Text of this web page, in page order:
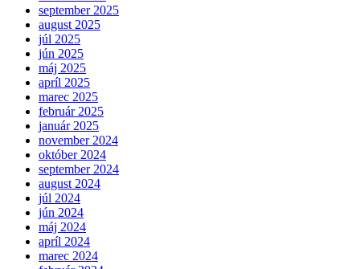
september 2025
august 2025
júl 2025
jún 2025
máj 2025
apríl 2025
marec 2025
február 2025
január 2025
november 2024
október 2024
september 2024
august 2024
júl 2024
jún 2024
máj 2024
apríl 2024
marec 2024